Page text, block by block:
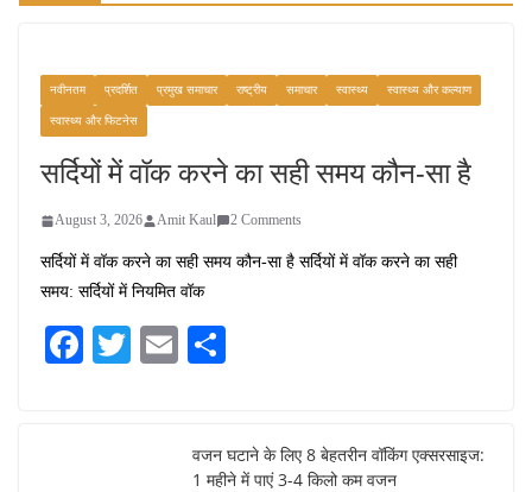
नवीनतम प्रदर्शित प्रमुख समाचार राष्ट्रीय समाचार स्वास्थ्य स्वास्थ्य और कल्याण
स्वास्थ्य और फिटनेस
सर्दियों में वॉक करने का सही समय कौन-सा है
August 3, 2026 Amit Kaul 2 Comments
सर्दियों में वॉक करने का सही समय कौन-सा है सर्दियों में वॉक करने का सही
समय: सर्दियों में नियमित वॉक
Fa T
E
वजन घटाने के लिए 8 बेहतरीन वॉकिंग एक्सरसाइज:
1 महीने में पाएं 3-4 किलो कम वजन